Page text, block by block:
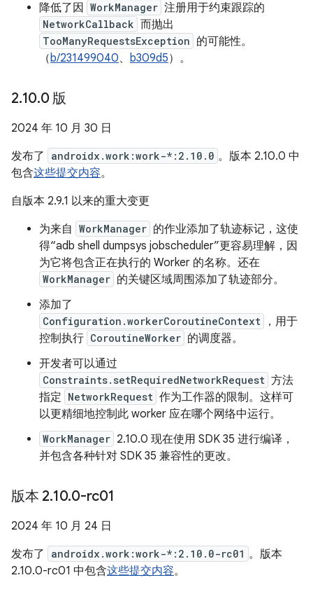
降低了因
WorkManager 注册用于约束跟踪的
NetworkCallback 而抛出
TooManyRequestsException 的可能性。
（b/231499040、 b309d5）。
2.10.0 版
2024 年 10 月 30 日
发布了
androidx.work:work-*:2.10.0 。版本 2.10.0 中
包含这些提交内容。
自版本 2.9.1 以来的重大变更
为来自 WorkManager 的作业添加了轨迹标记，这使
得“adb shell dumpsys jobscheduler”更容易理解，因
为它将包含正在执行的 Worker 的名称。还在
WorkManager 的关键区域周围添加了轨迹部分。
添加了
Configuration.workerCoroutineContext
，用于
控制执行 CoroutineWorker 的调度器。
开发者可以通过
Constraints.setRequiredNetworkRequest 方法
指定 NetworkRequest 作为工作器的限制。这样可
以更精细地控制此 worker 应在哪个网络中运行。
WorkManager 2.10.0 现在使用 SDK 35 进行编译，
并包含各种针对 SDK 35 兼容性的更改。
版本 2.10.0-rc01
2024 年 10 月 24 日
发布了
androidx.work:work-*:2.10.0-rc01 。版本
2.10.0-rc01 中包含这些提交内容。